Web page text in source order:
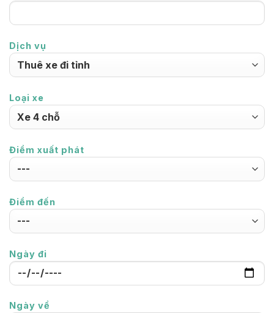
Dịch vụ
Loại xe
Điểm xuất phát
Điểm đến
Ngày đi
Ngày về